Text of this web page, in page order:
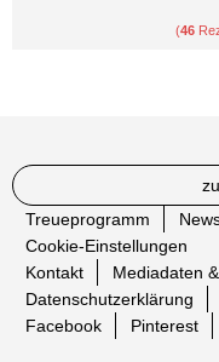
(46
Treueprogramm
Cookie-Einstellungen
Kontakt
Mediadaten
Datenschutzerklärung
Facebook
Pinterest